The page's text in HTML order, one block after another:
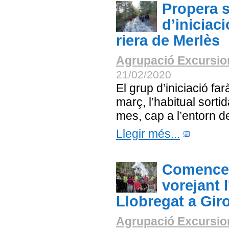
Propera
riera de Merlès
Agrupació
21/02/2020
El grup d’iniciació
març, l’habitual
mes, cap a l’entorn
Llegir més...
vorejant
Llobregat a
Agrupació